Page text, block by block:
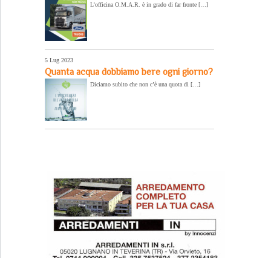
L’officina O.M.A.R. è in grado di far fronte […]
5 Lug 2023
Quanta acqua dobbiamo bere ogni giorno?
Diciamo subito che non c’è una quota di […]